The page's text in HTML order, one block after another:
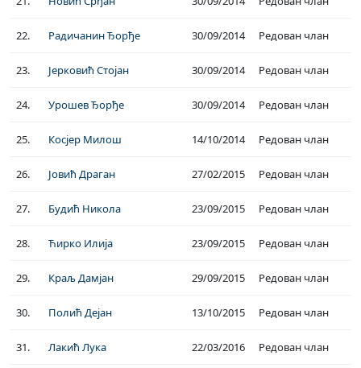
22. Радичанин Ђорђе 30/09/2014 Редован члан
23. Јерковић Стојан 30/09/2014 Редован члан
24. Урошев Ђорђе 30/09/2014 Редован члан
25. Косјер Милош 14/10/2014 Редован члан
26. Јовић Драган 27/02/2015 Редован члан
27. Будић Никола 23/09/2015 Редован члан
28. Ћирко Илија 23/09/2015 Редован члан
29. Краљ Дамјан 29/09/2015 Редован члан
30. Полић Дејан 13/10/2015 Редован члан
31. Лакић Лука 22/03/2016 Редован члан